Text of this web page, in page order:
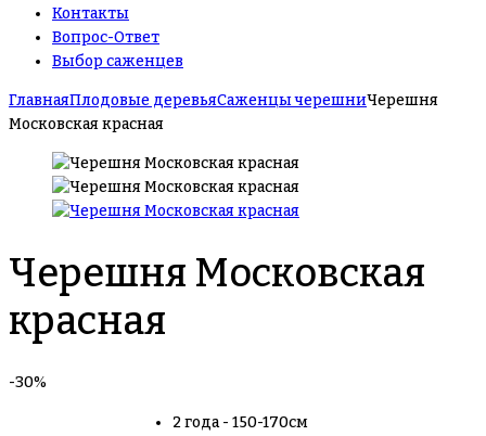
Контакты
Вопрос-Ответ
Выбор саженцев
ГлавнаяПлодовые деревьяСаженцы черешниЧерешня
Московская красная
Черешня Московская
красная
-30%
2 года - 150-170см